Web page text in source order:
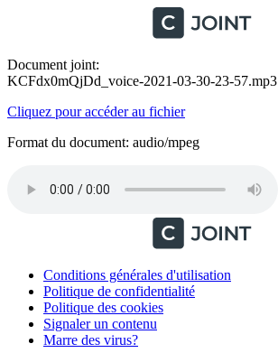
Document joint:
KCFdx0mQjDd_voice-2021-03-30-23-57.mp3
Cliquez pour accéder au fichier
Format du document: audio/mpeg
Conditions générales d'utilisation
Politique de confidentialité
Politique des cookies
Signaler un contenu
Marre des virus?